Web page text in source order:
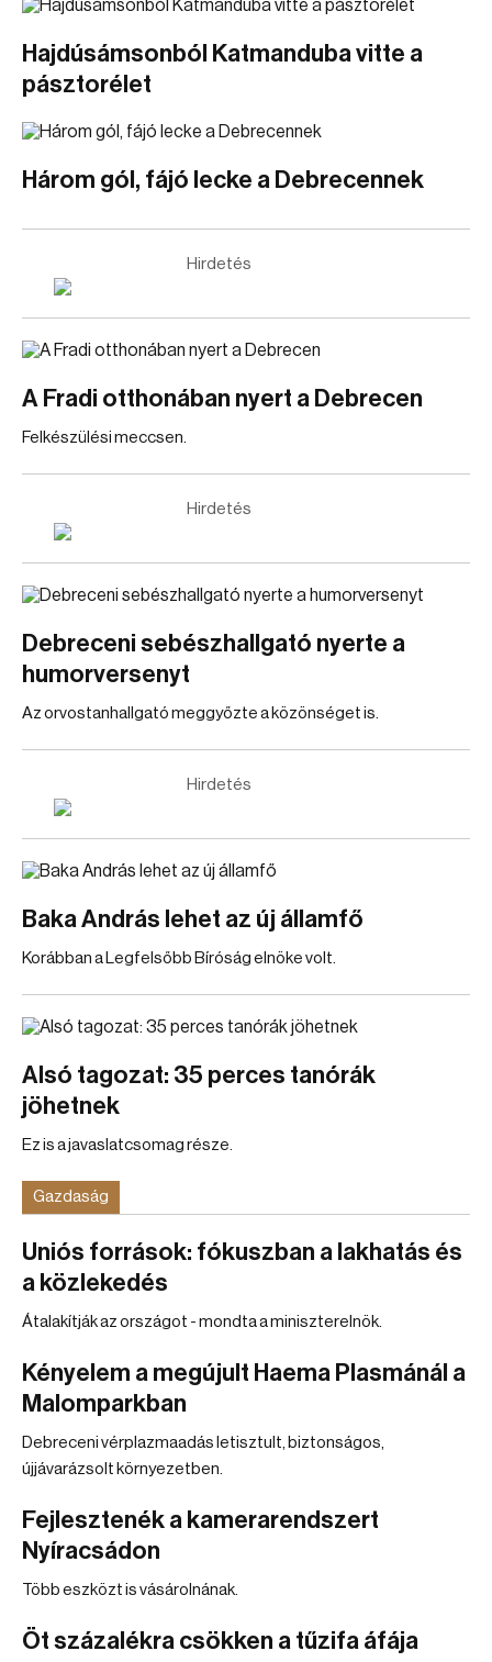
Hajdúsámsonból Katmanduba vitte a
pásztorélet
Három gól, fájó lecke a Debrecennek
Hirdetés
A Fradi otthonában nyert a Debrecen
Felkészülési meccsen.
Hirdetés
Debreceni sebészhallgató nyerte a
humorversenyt
Az orvostanhallgató meggyőzte a közönséget is.
Hirdetés
Baka András lehet az új államfő
Korábban a Legfelsőbb Bíróság elnöke volt.
Alsó tagozat: 35 perces tanórák
jöhetnek
Ez is a javaslatcsomag része.
Gazdaság
Uniós források: fókuszban a lakhatás és
a közlekedés
Átalakítják az országot - mondta a miniszterelnök.
Kényelem a megújult Haema Plasmánál a
Malomparkban
Debreceni vérplazmaadás letisztult, biztonságos,
újjávarázsolt környezetben.
Fejlesztenék a kamerarendszert
Nyíracsádon
Több eszközt is vásárolnának.
Öt százalékra csökken a tűzifa áfája